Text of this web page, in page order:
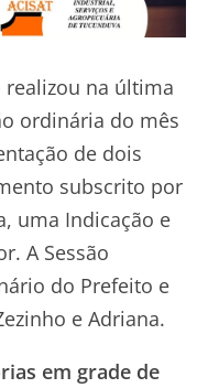
realizou na última
ordinária do mês
de dois
subscrito por
uma Indicação e
A Sessão
do Prefeito e
e Adriana.
em grade de